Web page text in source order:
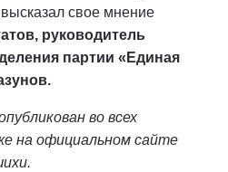
свое мнение
руководитель
партии «Единая
во всех
на официальном сайте